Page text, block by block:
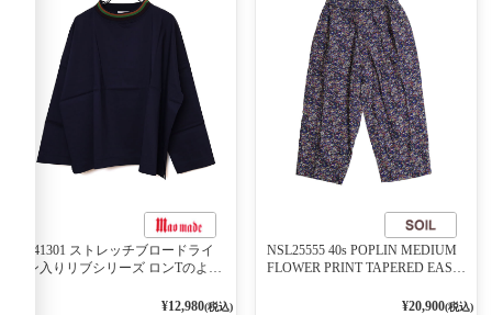
541301 ストレッチブロードライ
ン入りリブシリーズ ロンTのよう
プルオーバー 79ネイビー¥12,980(税込)
NSL25555 40s POPLIN MEDIUM
FLOWER PRINT TAPERED EASY
¥20,900(税込)